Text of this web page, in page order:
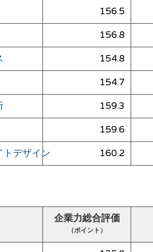
156.5
156.8
154.8
154.7
159.3
159.6
トデザイン 160.2
企業力総合評価
（ポイント）